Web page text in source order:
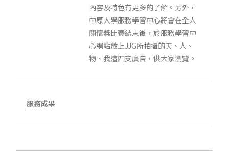
內容及特色有更多的了解。另外，
中原大學服務學習中心將會在全人
關懷獎比賽結束後，於服務學習中
心網站放上JJG所拍攝的天、人、
物、我這四支廣告，供大家瀏覽。
服務成果